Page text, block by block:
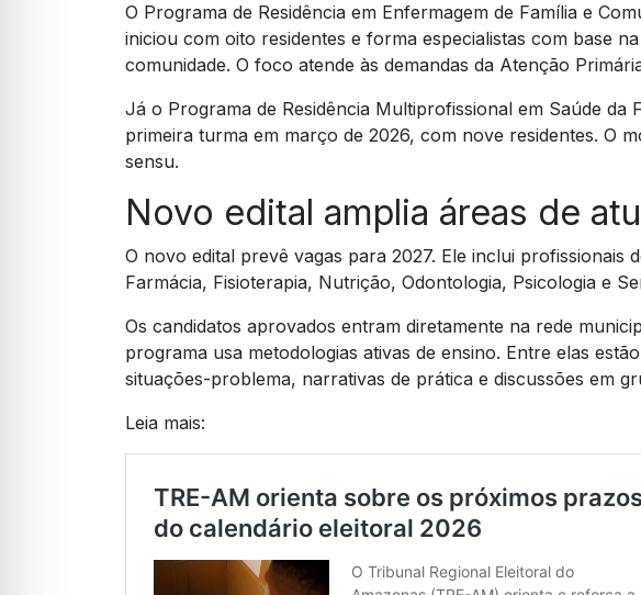
O Programa de Residência em Enfermagem de Família e
iniciou com oito residentes e forma especialistas com base
comunidade. O foco atende às demandas da Atenção
Já o Programa de Residência Multiprofissional em Saúde da
primeira turma em março de 2026, com nove residentes. O
sensu.
Novo edital amplia áreas de
O novo edital prevê vagas para 2027. Ele inclui profissionais
Farmácia, Fisioterapia, Nutrição, Odontologia, Psicologia e
Os candidatos aprovados entram diretamente na rede
programa usa metodologias ativas de ensino. Entre elas
situações-problema, narrativas de prática e discussões em
Leia mais: